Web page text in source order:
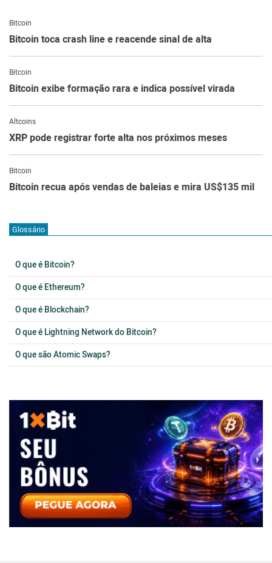
Bitcoin
Bitcoin toca crash line e reacende sinal de alta
Bitcoin
Bitcoin exibe formação rara e indica possível virada
Altcoins
XRP pode registrar forte alta nos próximos meses
Bitcoin
Bitcoin recua após vendas de baleias e mira US$135 mil
Glossário
O que é Bitcoin?
O que é Ethereum?
O que é Blockchain?
O que é Lightning Network do Bitcoin?
O que são Atomic Swaps?